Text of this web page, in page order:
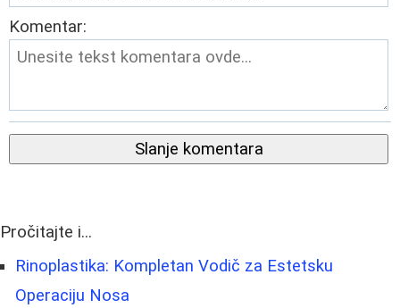
Komentar:
Slanje komentara
Pročitajte i...
Rinoplastika: Kompletan Vodič za Estetsku
Operaciju Nosa